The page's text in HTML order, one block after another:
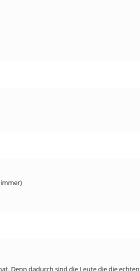
Denn dadurch sind die Leute die die